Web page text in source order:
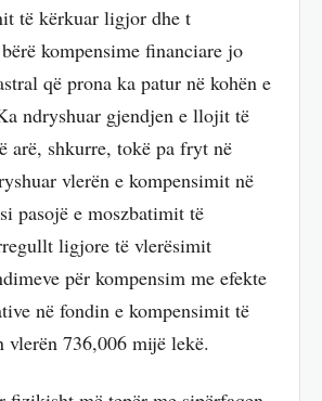
të kërkuar ligjor dhe t
kompensime financiare jo
që prona ka patur në kohën e
ndryshuar gjendjen e llojit të
arë, shkurre, tokë pa fryt në
vlerën e kompensimit në
pasojë e moszbatimit të
ligjore të vlerësimit
për kompensim me efekte
në fondin e kompensimit të
vlerën 736,006 mijë lekë.